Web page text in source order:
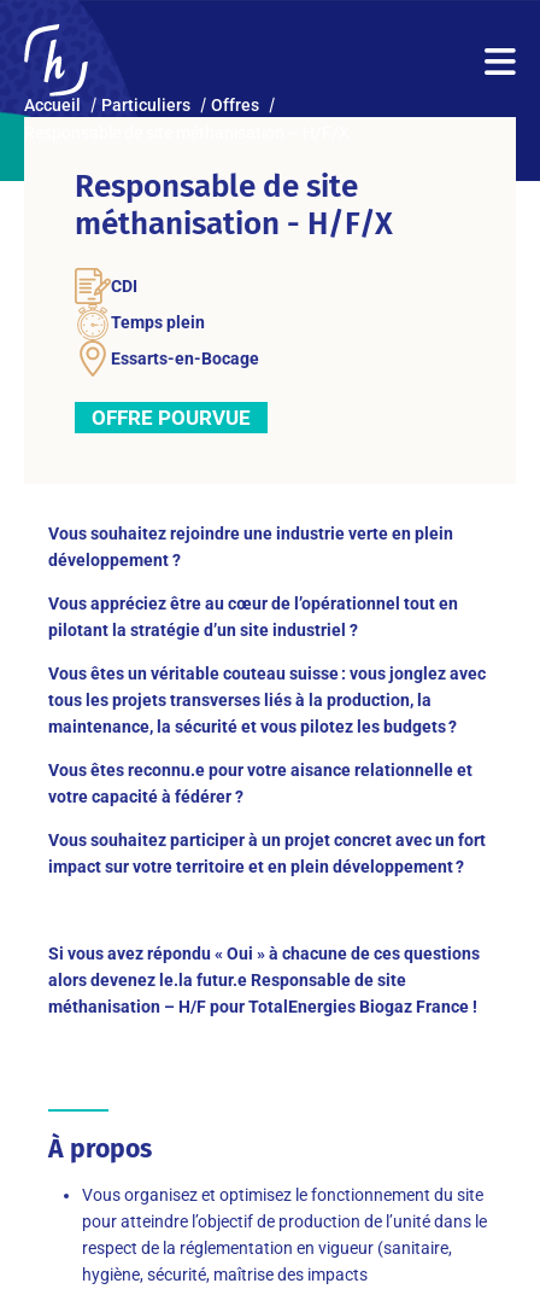
Accueil Particuliers
Offres
Responsable de site
méthanisation - H/F/X
CDI
Temps plein
Essarts-en-Bocage
OFFRE POURVUE
Vous souhaitez rejoindre une industrie verte en plein
développement ?
Vous appréciez être au cœur de l’opérationnel tout en
pilotant la stratégie d’un site industriel ?
Vous êtes un véritable couteau suisse : vous jonglez avec
tous les projets transverses liés à la production, la
maintenance, la sécurité et vous pilotez les budgets ?
Vous êtes reconnu.e pour votre aisance relationnelle et
votre capacité à fédérer ?
Vous souhaitez participer à un projet concret avec un fort
impact sur votre territoire et en plein développement ?
Si vous avez répondu « Oui » à chacune de ces questions
alors devenez le.la futur.e Responsable de site
méthanisation – H/F pour TotalEnergies Biogaz France !
À propos
Vous organisez et optimisez le fonctionnement du site
pour atteindre l’objectif de production de l’unité dans le
respect de la réglementation en vigueur (sanitaire,
hygiène, sécurité, maîtrise des impacts